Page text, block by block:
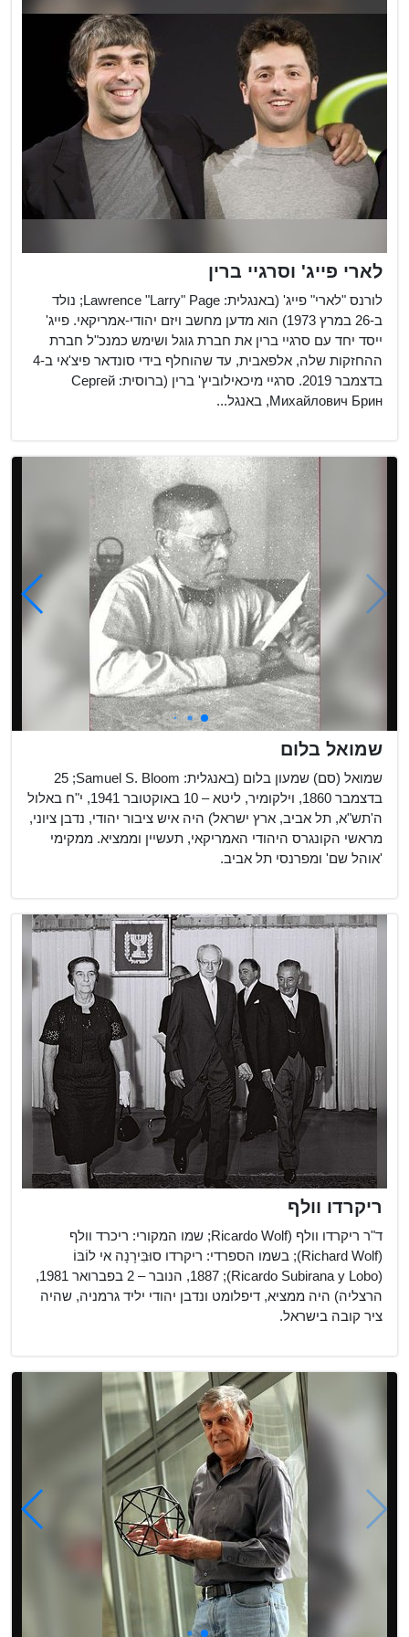
וחוקר מבנה החומ...
פיזיקאי יהודי-אמר...
לארי פייג' וסרגיי ברין
לורנס "לארי" פייג' (באנגלית: Lawrence "Larry" Page; נולד
ב-26 במרץ 1973) הוא מדען מחשב ויזם יהודי-אמריקאי. פייג'
ייסד יחד עם סרגיי ברין את חברת גוגל ושימש כמנכ"ל חברת
ההחזקות שלה, אלפאבית, עד שהוחלף בידי סונדאר פיצ'אי ב-4
בדצמבר 2019. סרגיי מיכאילוביץ' ברין (ברוסית: Сергей
Михайлович Брин, באנגל...
שמואל בלום
שמואל (סם) שמעון בלום (באנגלית: Samuel S. Bloom‏; 25
בדצמבר 1860, וילקומיר, ליטא – 10 באוקטובר 1941, י"ח באלול
ה'תש"א, תל אביב, ארץ ישראל) היה איש ציבור יהודי, נדבן ציוני,
מראשי הקונגרס היהודי האמריקאי, תעשיין וממציא. ממקימי
'אוהל שם' ומפרנסי תל אביב.
ריקרדו וולף
ד"ר ריקרדו וולף (Ricardo Wolf; שמו המקורי: ריכרד וולף
(Richard Wolf); בשמו הספרדי: ריקרדו סוּבִּירָנָה אי לוֹבּוֹ
(Ricardo Subirana y Lobo);‏ 1887, הנובר – 2 בפברואר 1981,
הרצליה) היה ממציא, דיפלומט ונדבן יהודי יליד גרמניה, שהיה
ציר קובה בישראל.